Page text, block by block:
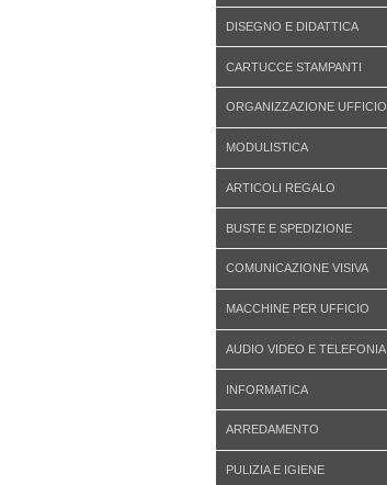
DISEGNO E DIDATTICA
CARTUCCE STAMPANTI
ORGANIZZAZIONE UFFICIO
MODULISTICA
ARTICOLI REGALO
BUSTE E SPEDIZIONE
COMUNICAZIONE VISIVA
MACCHINE PER UFFICIO
AUDIO VIDEO E TELEFONIA
INFORMATICA
ARREDAMENTO
PULIZIA E IGIENE